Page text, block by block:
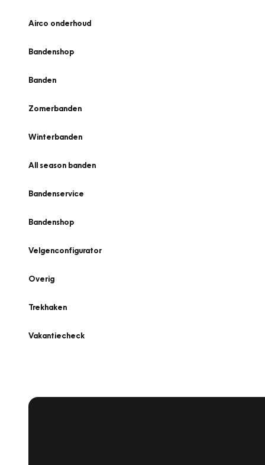
Airco onderhoud
Bandenshop
Banden
Zomerbanden
Winterbanden
All season banden
Bandenservice
Bandenshop
Velgenconfigurator
Overig
Trekhaken
Vakantiecheck